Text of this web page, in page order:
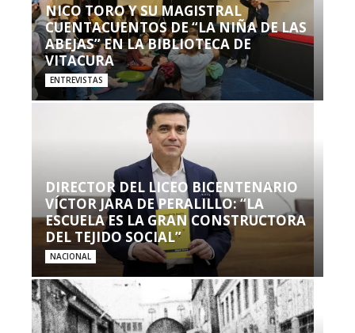
NICO TORO Y SU MAGISTRAL
CUENTACUENTOS DE “LA NIÑA DE LAS
ABEJAS” EN LA BIBLIOTECA DE
VITACURA
ENTREVISTAS
DIRECTOR DEL LICEO BICENTENARIO
VÍCTOR JARA DE PERALILLO: “LA
ESCUELA ES LA GRAN CONSTRUCTORA
DEL TEJIDO SOCIAL”
NACIONAL